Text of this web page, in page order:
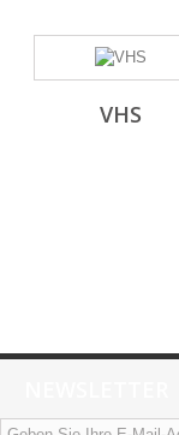
VHS